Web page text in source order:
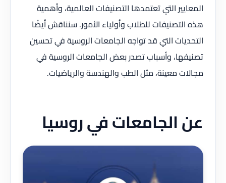
المعايير التي تعتمدها التصنيفات العالمية، وأهمية
هذه التصنيفات للطلاب وأولياء الأمور. سنناقش أيضًا
التحديات التي قد تواجه الجامعات الروسية في تحسين
تصنيفها، وأسباب تصدر بعض الجامعات الروسية في
مجالات معينة، مثل الطب والهندسة والرياضيات.
عن الجامعات في روسيا